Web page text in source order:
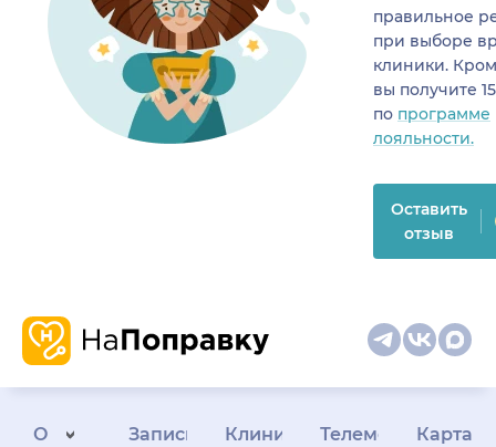
правильное
при выборе
клиники.
вы получите
по программе
лояльности.
Оставить
отзыв
О
Запись
КлиникамТелемедицина
Карта